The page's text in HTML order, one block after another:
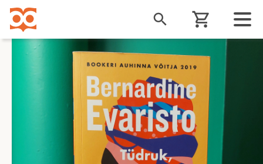
Liigu
edasi
põhisisu
juurde